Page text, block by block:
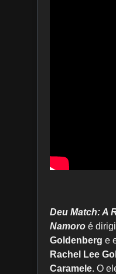
Deu Match: A
Namoro é
Goldenberg e
Rachel Lee
Caramele. O